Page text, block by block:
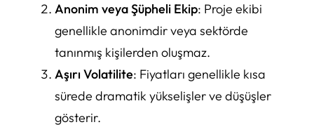
Anonim veya Şüpheli Ekip: Proje ekibi
genellikle anonimdir veya sektörde
tanınmış kişilerden oluşmaz.
Aşırı Volatilite: Fiyatları genellikle kısa
sürede dramatik yükselişler ve düşüşler
gösterir.